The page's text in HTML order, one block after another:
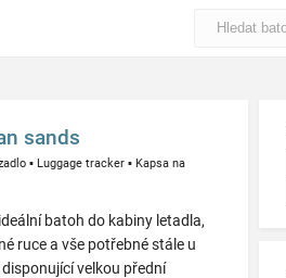
sands
▪ Luggage tracker ▪ Kapsa na
batoh do kabiny letadla,
ruce a vše potřebné stále u
velkou přední